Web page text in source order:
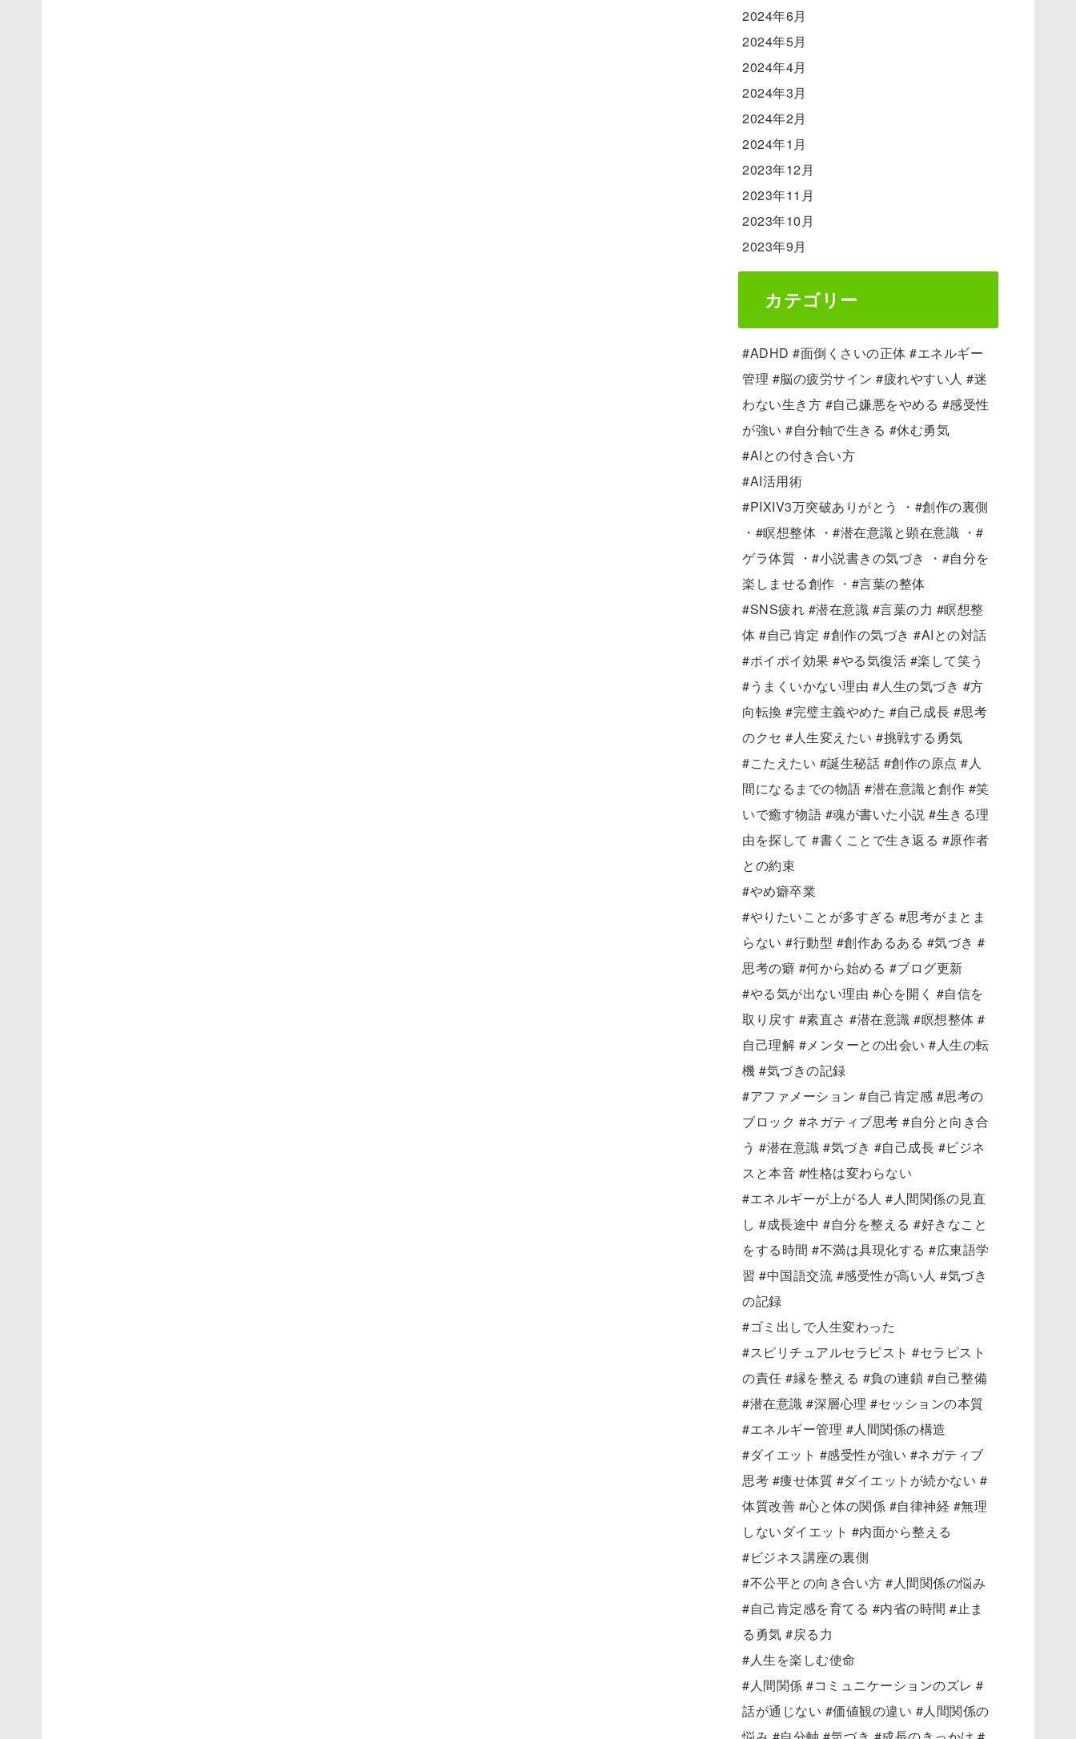
2024年6月
2024年5月
2024年4月
2024年3月
2024年2月
2024年1月
2023年12月
2023年11月
2023年10月
2023年9月
カテゴリー
#ADHD #面倒くさいの正体 #エネルギー
管理 #脳の疲労サイン #疲れやすい人 #迷
わない生き方 #自己嫌悪をやめる #感受性
が強い #自分軸で生きる #休む勇気
#AIとの付き合い方
#AI活用術
#PIXIV3万突破ありがとう ・#創作の裏側
・#瞑想整体 ・#潜在意識と顕在意識 ・#
ゲラ体質 ・#小説書きの気づき ・#自分を
楽しませる創作 ・#言葉の整体
#SNS疲れ #潜在意識 #言葉の力 #瞑想整
体 #自己肯定 #創作の気づき #AIとの対話
#ポイポイ効果 #やる気復活 #楽して笑う
#うまくいかない理由 #人生の気づき #方
向転換 #完璧主義やめた #自己成長 #思考
のクセ #人生変えたい #挑戦する勇気
#こたえたい #誕生秘話 #創作の原点 #人
間になるまでの物語 #潜在意識と創作 #笑
いで癒す物語 #魂が書いた小説 #生きる理
由を探して #書くことで生き返る #原作者
との約束
#やめ癖卒業
#やりたいことが多すぎる #思考がまとま
らない #行動型 #創作あるある #気づき #
思考の癖 #何から始める #ブログ更新
#やる気が出ない理由 #心を開く #自信を
取り戻す #素直さ #潜在意識 #瞑想整体 #
自己理解 #メンターとの出会い #人生の転
機 #気づきの記録
#アファメーション #自己肯定感 #思考の
ブロック #ネガティブ思考 #自分と向き合
う #潜在意識 #気づき #自己成長 #ビジネ
スと本音 #性格は変わらない
#エネルギーが上がる人 #人間関係の見直
し #成長途中 #自分を整える #好きなこと
をする時間 #不満は具現化する #広東語学
習 #中国語交流 #感受性が高い人 #気づき
の記録
#ゴミ出しで人生変わった
#スピリチュアルセラピスト #セラピスト
の責任 #縁を整える #負の連鎖 #自己整備
#潜在意識 #深層心理 #セッションの本質
#エネルギー管理 #人間関係の構造
#ダイエット #感受性が強い #ネガティブ
思考 #痩せ体質 #ダイエットが続かない #
体質改善 #心と体の関係 #自律神経 #無理
しないダイエット #内面から整える
#ビジネス講座の裏側
#不公平との向き合い方 #人間関係の悩み
#自己肯定感を育てる #内省の時間 #止ま
る勇気 #戻る力
#人生を楽しむ使命
#人間関係 #コミュニケーションのズレ #
話が通じない #価値観の違い #人間関係の